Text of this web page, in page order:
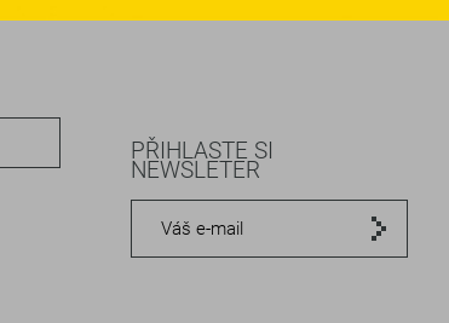
PŘIHLASTE SI
NEWSLETER